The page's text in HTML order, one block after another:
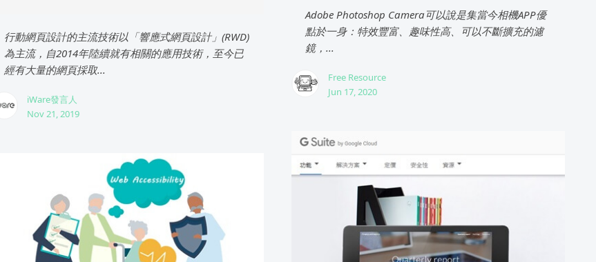
Adobe Photoshop Camera可以說是集當今相機APP優
點於一身：特效豐富、趣味性高、可以不斷擴充的濾
鏡，...
Free Resource
Jun 17, 2020
行動網頁設計的主流技術以「響應式網頁設計」(RWD)
為主流，自2014年陸續就有相關的應用技術，至今已
經有大量的網頁採取...
iWare發言人
Nov 21, 2019